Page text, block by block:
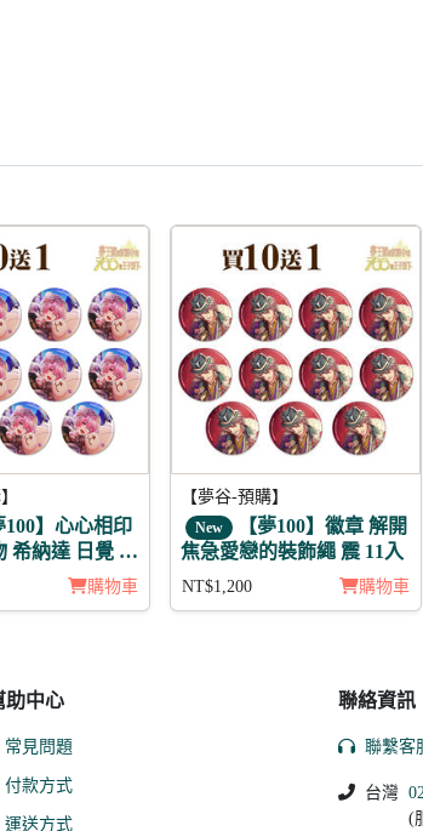
】心心相印
希納達 日覺 徽
購物車
【夢谷-預購】
New 【夢100】徽章 解開
焦急愛戀的裝飾繩 震 11入
NT$1,200 購物車
助中心
常見問題
付款方式
運送方式
聯絡資訊
聯繫客
台灣
(